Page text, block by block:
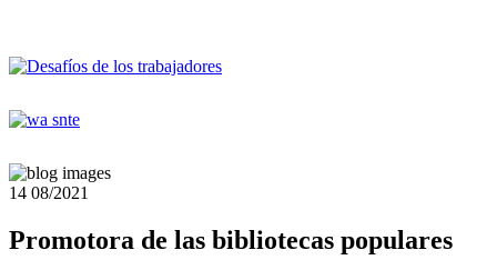
14 08/2021
Promotora de las bibliotecas populares